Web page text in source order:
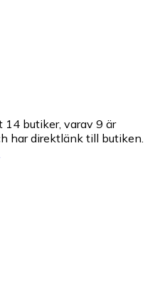
butiker, varav 9 är
har direktlänk till butiken.